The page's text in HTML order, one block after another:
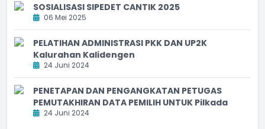
SOSIALISASI SIPEDET CANTIK 2025
06 Mei 2025
PELATIHAN ADMINISTRASI PKK DAN UP2K
Kalurahan Kalidengen
24 Juni 2024
PENETAPAN DAN PENGANGKATAN PETUGAS
PEMUTAKHIRAN DATA PEMILIH UNTUK Pilkada
24 Juni 2024